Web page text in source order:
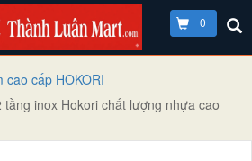
0
cao cấp HOKORI
tầng inox Hokori chất lượng nhựa cao